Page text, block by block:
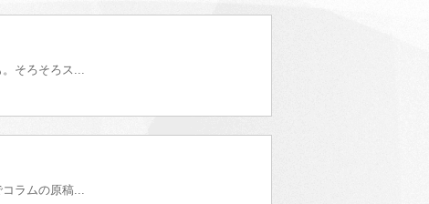
そろそろス...
ラムの原稿...